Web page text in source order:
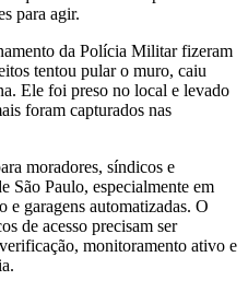
para agir.
da Polícia Militar fizeram
tentou pular o muro, caiu
Ele foi preso no local e levado
foram capturados nas
moradores, síndicos e
São Paulo, especialmente em
e garagens automatizadas. O
de acesso precisam ser
monitoramento ativo e